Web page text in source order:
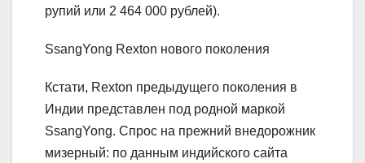
рупий или 2 464 000 рублей).
SsangYong Rexton нового поколения
Кстати, Rexton предыдущего поколения в
Индии представлен под родной маркой
SsangYong. Спрос на прежний внедорожник
мизерный: по данным индийского сайта